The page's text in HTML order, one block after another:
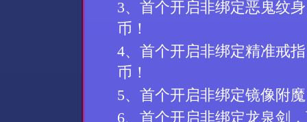
3、首个开启非绑定恶鬼纹
币！
4、首个开启非绑定精准戒
币！
5、首个开启非绑定镜像附
6、首个开启非绑定龙泉剑